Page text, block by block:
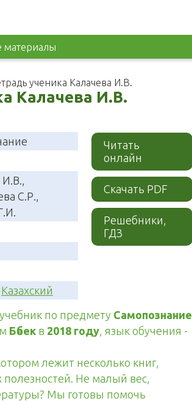
материалы
ученика Калачева И.В.
Калачева И.В.
И.В.,
С.Р.,
Казахский
Читать
онлайн
Скачать PDF
Решебники,
ГДЗ
по предмету Самопознание
Бөбек в 2018 году, язык обучения -
лежит несколько книг,
полезностей. Не малый вес,
Мы готовы помочь